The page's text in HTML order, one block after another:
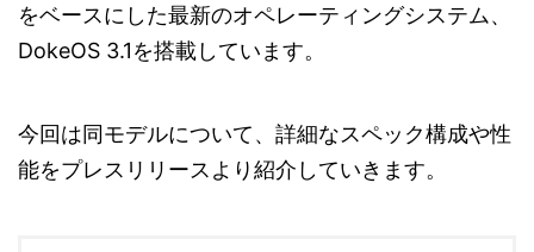
をベースにした最新のオペレーティングシステム、
DokeOS 3.1を搭載しています。
今回は同モデルについて、詳細なスペック構成や性
能をプレスリリースより紹介していきます。